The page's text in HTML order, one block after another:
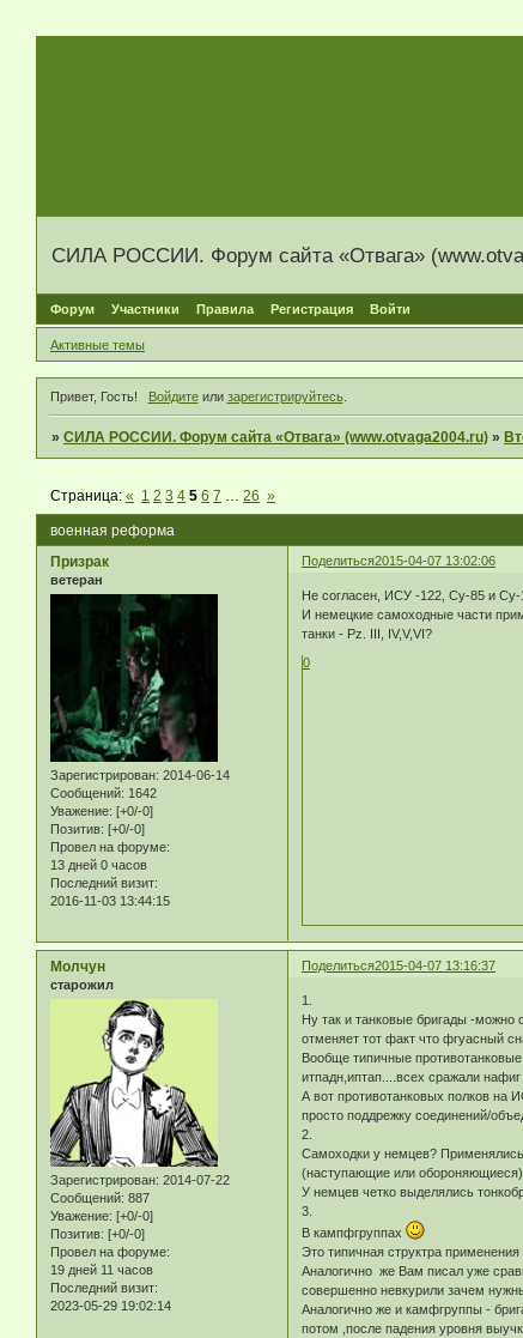
СИЛА РОССИИ. Форум сайта «Отвага»
Форум Участники Правила Регистрация Войти
Активные темы
Привет, Гость! Войдитеили зарегистрируйтесь.
»СИЛА РОССИИ. Форум сайта «Отвага» (www.otvaga2004.ru) »
военная реформа
Страница:« 1 2 3 4 5 6 7 26 »
Поделиться2015-04-07 13:02:06
Призрак
ветеран
Зарегистрирован: 2014-06-14
Сообщений: 1642
Уважение: [+0/-0]
Позитив: [+0/-0]
Провел на форуме:
13 дней 0 часов
Последний визит:
2016-11-03 13:44:15
Не согласен, ИСУ -122, Су-85 и Су-
И немецкие самоходные части
танки - Pz. III, IV,V,VI?
0
Поделиться2015-04-07 13:16:37
Молчун
старожил
Зарегистрирован: 2014-07-22
Сообщений: 887
Уважение: [+0/-0]
Позитив: [+0/-0]
Провел на форуме:
19 дней 11 часов
Последний визит:
2023-05-29 19:02:14
1.
Ну так и танковые бригады -можно
отменяет тот факт что фгуасный
Вообще типичные
итпадн,иптап....всех сражали
А вот противотанковых полков
просто поддрежку соединений/
2.
Самоходки у немцев?
(наступающие или обороняющиеся)
У немцев четко выделялись
3.
В кампфгруппах
Это типичная структра
Аналогично же Вам писал уже
совершенно невкурили зачем
Аналогично же и камфгруппы -
потом ,после падения уровня